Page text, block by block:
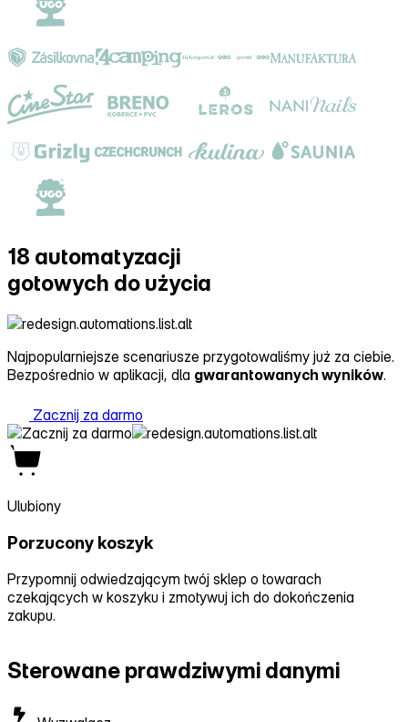
18 automatyzacji
gotowych do użycia
Najpopularniejsze scenariusze przygotowaliśmy już za ciebie.
Bezpośrednio w aplikacji, dla gwarantowanych wyników.
Zacznij za darmo
Ulubiony
Porzucony koszyk
Przypomnij odwiedzającym twój sklep o towarach
czekających w koszyku i zmotywuj ich do dokończenia
zakupu.
Sterowane prawdziwymi danymi